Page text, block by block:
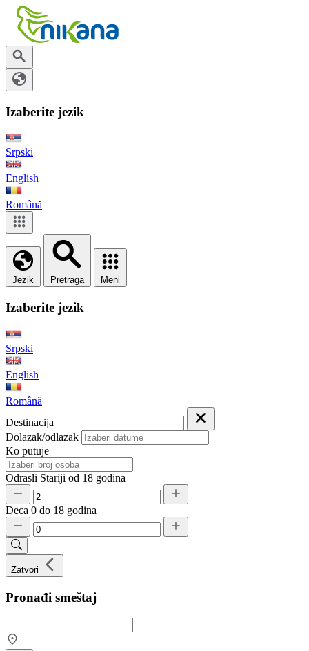
Izaberite jezik
Srpski
English
Română
Jezik Pretraga Meni
Izaberite jezik
Srpski
English
Română
Destinacija
Dolazak/odlazak
Ko putuje
Odrasli Stariji od 18 godina
Deca 0 do 18 godina
Zatvori
Pronađi smeštaj